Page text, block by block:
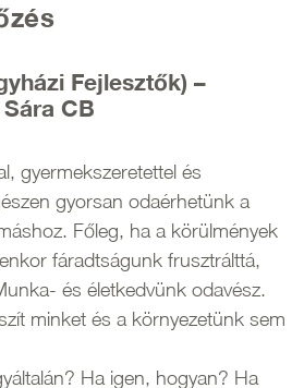
Fejlesztők) –
CB
gyermekszeretettel és
gyorsan odaérhetünk a
Főleg, ha a körülmények
fáradtságunk frusztrálttá,
és életkedvünk odavész.
minket és a környezetünk sem
Ha igen, hogyan? Ha